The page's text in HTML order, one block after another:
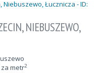
NIEBUSZEWO,
za metr2